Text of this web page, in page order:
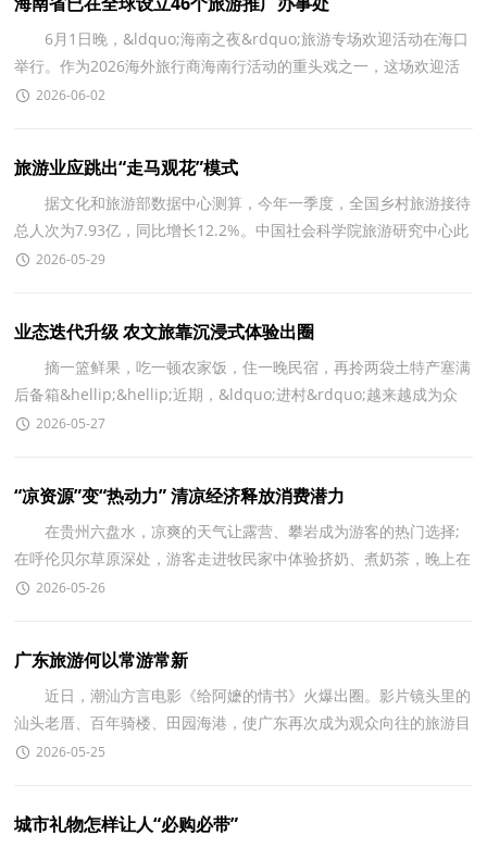
6月1日晚，&ldquo;海南之夜&rdquo;旅游专场欢迎活动在海口
举行。作为2026海外旅行商海南行活动的重头戏之一，这场欢迎活
动用沉浸式推介、非遗歌舞、互动体验等形式，向来自全
2026-06-02
旅游业应跳出“走马观花”模式
据文化和旅游部数据中心测算，今年一季度，全国乡村旅游接待
总人次为7.93亿，同比增长12.2%。中国社会科学院旅游研究中心此
前发布的《旅游绿皮书：2025～2026年中国旅游发展分析
2026-05-29
业态迭代升级 农文旅靠沉浸式体验出圈
摘一篮鲜果，吃一顿农家饭，住一晚民宿，再拎两袋土特产塞满
后备箱&hellip;&hellip;近期，&ldquo;进村&rdquo;越来越成为众
多游客的消费新选择。当村口小吃店前排起长队，土特产店
2026-05-27
“凉资源”变“热动力” 清凉经济释放消费潜力
在贵州六盘水，凉爽的天气让露营、攀岩成为游客的热门选择;
在呼伦贝尔草原深处，游客走进牧民家中体验挤奶、煮奶茶，晚上在
星空下听草原音乐会;在大兴安岭林海里，亲子家庭跟着
2026-05-26
广东旅游何以常游常新
近日，潮汕方言电影《给阿嬷的情书》火爆出圈。影片镜头里的
汕头老厝、百年骑楼、田园海港，使广东再次成为观众向往的旅游目
的地。当地顺势推出&ldquo;寻找阿嬷的情书&rdqu
2026-05-25
城市礼物怎样让人“必购必带”